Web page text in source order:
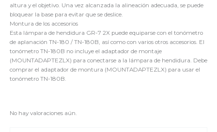
altura y el objetivo. Una vez alcanzada la alineación adecuada, se puede
bloquear la base para evitar que se deslice.
Montura de los accesorios
Esta lámpara de hendidura GR-7 2X puede equiparse con el tonómetro
de aplanación TN-180 / TN-180B, así como con varios otros accesorios. El
tonómetro TN-180B no incluye el adaptador de montaje
(MOUNTADAPTEZLX) para conectarse a la lámpara de hendidura. Debe
comprar el adaptador de montura (MOUNTADAPTEZLX) para usar el
tonómetro TN-180B.
No hay valoraciones aún.